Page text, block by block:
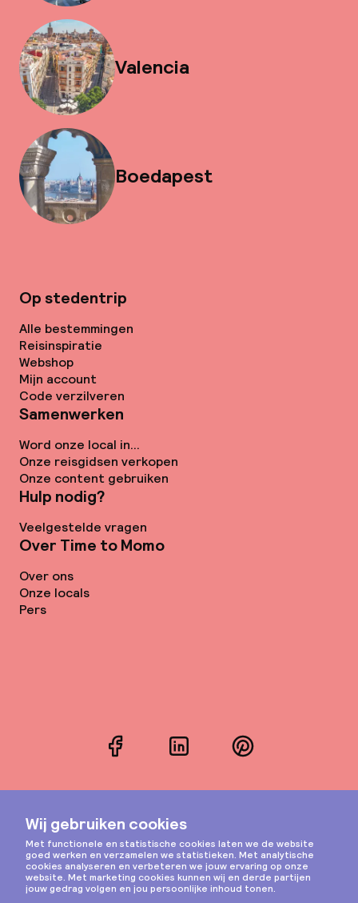
Valencia
Boedapest
Op stedentrip
Alle bestemmingen
Reisinspiratie
Webshop
Mijn account
Code verzilveren
Samenwerken
Word onze local in...
Onze reisgidsen verkopen
Onze content gebruiken
Hulp nodig?
Veelgestelde vragen
Over Time to Momo
Over ons
Onze locals
Pers
FacebookLinkedInPinterest
Instagram